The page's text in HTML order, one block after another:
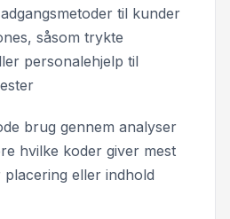
til kunder
såsom trykte
personalehjelp til
brug gennem analyser
hvilke koder giver mest
eller indhold